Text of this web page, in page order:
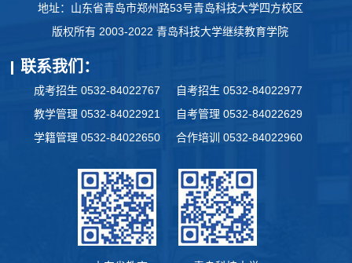
地址：山东省青岛市郑州路53号青岛科技大学四方校区
版权所有 2003-2022 青岛科技大学继续教育学院
联系我们：
成考招生 0532-84022767
自考招生 0532-84022977
教学管理 0532-84022921
自考管理 0532-84022629
学籍管理 0532-84022650
合作培训 0532-84022960